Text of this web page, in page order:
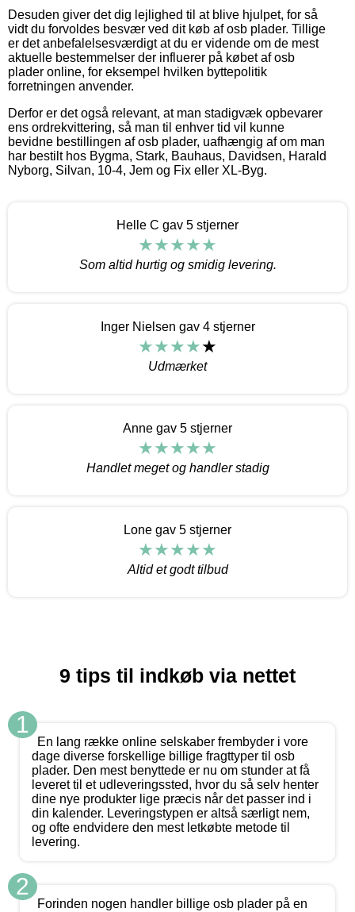
Desuden giver det dig lejlighed til at blive hjulpet, for så
vidt du forvoldes besvær ved dit køb af osb plader. Tillige
er det anbefalelsesværdigt at du er vidende om de mest
aktuelle bestemmelser der influerer på købet af osb
plader online, for eksempel hvilken byttepolitik
forretningen anvender.
Derfor er det også relevant, at man stadigvæk opbevarer
ens ordrekvittering, så man til enhver tid vil kunne
bevidne bestillingen af osb plader, uafhængig af om man
har bestilt hos Bygma, Stark, Bauhaus, Davidsen, Harald
Nyborg, Silvan, 10-4, Jem og Fix eller XL-Byg.
Helle C gav 5 stjerner
Som altid hurtig og smidig levering.
Inger Nielsen gav 4 stjerner
Udmærket
Anne gav 5 stjerner
Handlet meget og handler stadig
Lone gav 5 stjerner
Altid et godt tilbud
9 tips til indkøb via nettet
1
En lang række online selskaber frembyder i vore
dage diverse forskellige billige fragttyper til osb
plader. Den mest benyttede er nu om stunder at få
leveret til et udleveringssted, hvor du så selv henter
dine nye produkter lige præcis når det passer ind i
din kalender. Leveringstypen er altså særligt nem,
og ofte endvidere den mest letkøbte metode til
levering.
2
Forinden nogen handler billige osb plader på en